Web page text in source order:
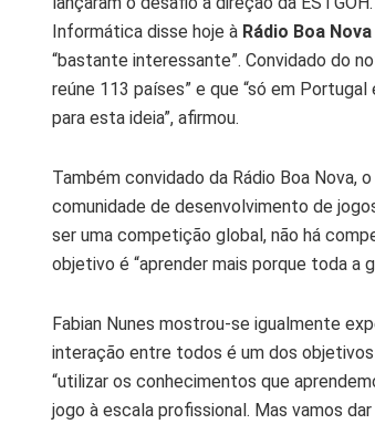
Informática disse hoje à Rádio Boa Nova
“bastante interessante”. Convidado do
reúne 113 países” e que “só em
para esta ideia”, afirmou.
Também convidado da Rádio Boa Nova,
comunidade de desenvolvimento de
ser uma competição global, não há
objetivo é “aprender mais porque toda a
Fabian Nunes mostrou-se igualmente
interação entre todos é um dos
“utilizar os conhecimentos que
jogo à escala profissional. Mas vamos